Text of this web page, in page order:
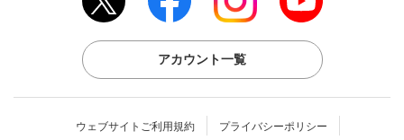
アカウント一覧
ウェブサイトご利用規約 プライバシーポリシー